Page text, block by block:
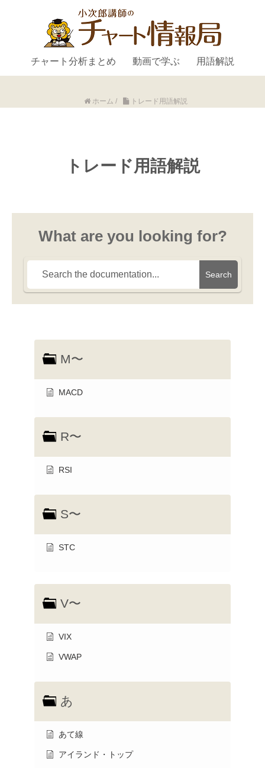
チャート分析まとめ 動画で学ぶ 用語解説
ホーム / トレード用語解説
トレード用語解説
What are you looking for?
Search
M〜
MACD
R〜
RSI
S〜
STC
V〜
VIX
VWAP
あ
あて線
アイランド・トップ